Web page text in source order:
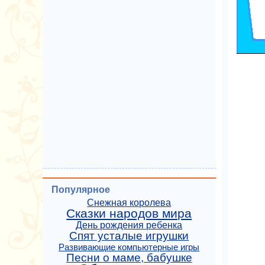
Популярное
Снежная королева
Сказки народов мира
День рождения ребенка
Спят усталые игрушки
Развивающие компьютерные игры
Песни о маме, бабушке